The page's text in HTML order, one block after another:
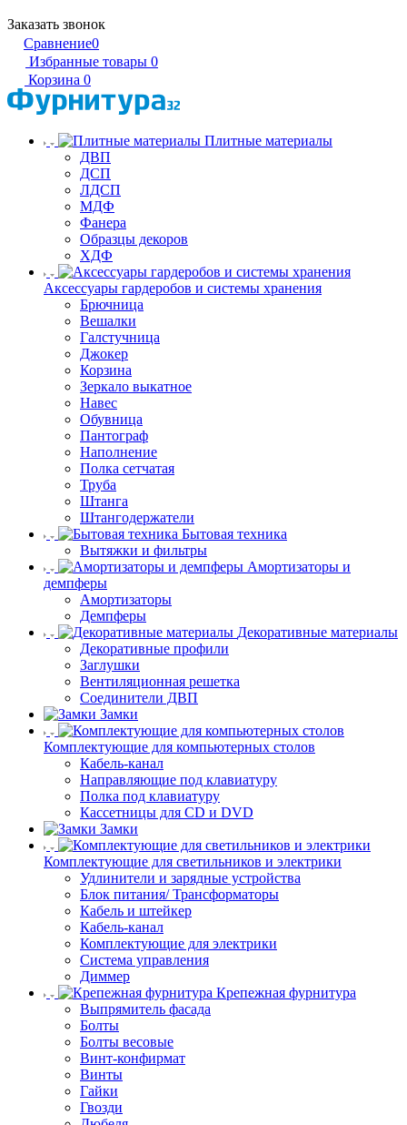
Заказать звонок
Сравнение0
Избранные товары 0
Корзина 0
Плитные материалы
ДВП
ДСП
ЛДСП
МДФ
Фанера
Образцы декоров
ХДФ
Аксессуары гардеробов и системы хранения
Брючница
Вешалки
Галстучница
Джокер
Корзина
Зеркало выкатное
Навес
Обувница
Пантограф
Наполнение
Полка сетчатая
Труба
Штанга
Штангодержатели
Бытовая техника
Вытяжки и фильтры
Амортизаторы и
демпферы
Амортизаторы
Демпферы
Декоративные материалы
Декоративные профили
Заглушки
Вентиляционная решетка
Соединители ДВП
Замки
Комплектующие для компьютерных столов
Кабель-канал
Направляющие под клавиатуру
Полка под клавиатуру
Кассетницы для CD и DVD
Замки
Комплектующие для светильников и электрики
Удлинители и зарядные устройства
Блок питания/ Трансформаторы
Кабель и штейкер
Кабель-канал
Комплектующие для электрики
Система управления
Диммер
Крепежная фурнитура
Выпрямитель фасада
Болты
Болты весовые
Винт-конфирмат
Винты
Гайки
Гвозди